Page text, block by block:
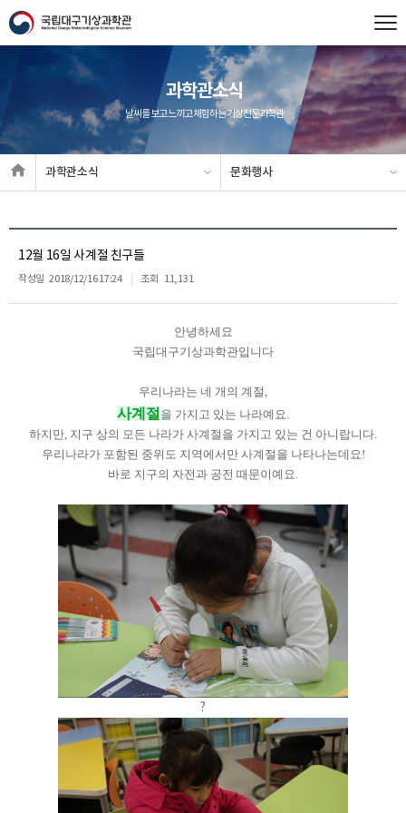
과학관소식
날씨를 보고 느끼고 체험하는 기상전문과학관
과학관소식 문화행사
12월 16일 사계절 친구들
작성일 2018/12/16 17:24 조회 11,131
안녕하세요
국립대구기상과학관입니다
우리나라는 네 개의 계절,
사계절 을 가지고 있는 나라예요.
하지만, 지구 상의 모든 나라가 사계절을 가지고 있는 건 아니랍니다.
우리나라가 포함된 중위도 지역에서만 사계절을 나타나는데요!
바로 지구의 자전과 공전 때문이예요.
?